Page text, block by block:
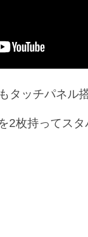
タッチパネル
2枚持ってスタ